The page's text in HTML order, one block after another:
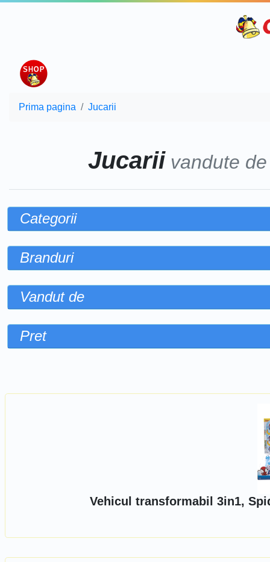
Prima pagina Jucarii
Jucariivandute
Categorii
Branduri
Vandut de
Pret
Vehicul transformabil 3in1,